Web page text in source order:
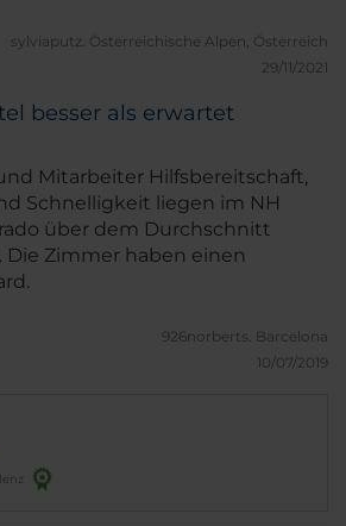
sylviaputz. Österreichische Alpen, Österreich
29/11/2021
besser als erwartet
Mitarbeiter Hilfsbereitschaft,
Schnelligkeit liegen im NH
über dem Durchschnitt
926norberts. Barcelona
10/07/2019